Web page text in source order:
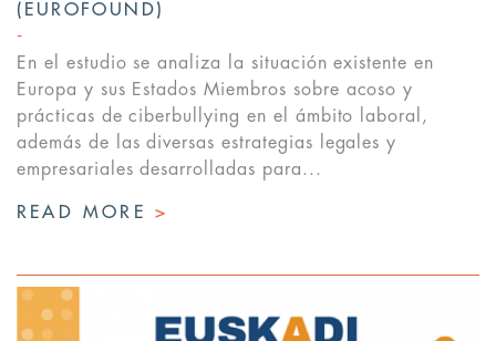
(EUROFOUND)
En el estudio se analiza la situación existente en
Europa y sus Estados Miembros sobre acoso y
prácticas de ciberbullying en el ámbito laboral,
además de las diversas estrategias legales y
empresariales desarrolladas para...
READ MORE >